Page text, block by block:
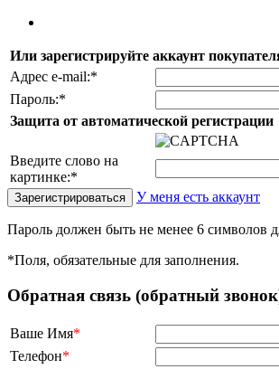
Или зарегистрируйте аккаунт
Адрес e-mail:*
Пароль:*
Защита от автоматической регистрации
Введите слово на
картинке:*
У меня есть аккаунт
Пароль должен быть не менее 6 символов
*Поля, обязательные для заполнения.
Обратная связь (обратный
Ваше Имя*
Телефон*